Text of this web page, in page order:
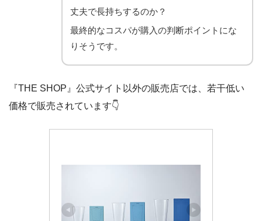
丈夫で長持ちするのか？
最終的なコスパが購入の判断ポイントにな
りそうです。
『THE SHOP』公式サイト以外の販売店では、若干低い
価格で販売されています👇